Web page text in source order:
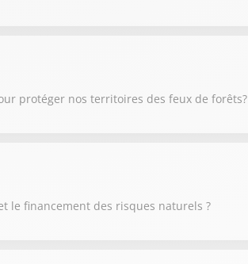
protéger nos territoires des feux de forêts?
le financement des risques naturels ?